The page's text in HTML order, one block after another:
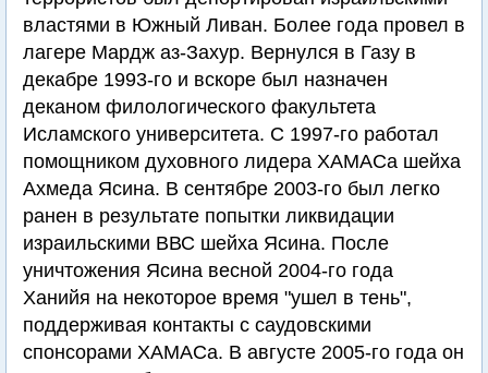
властями в Южный Ливан. Более года провел в
лагере Мардж аз-Захур. Вернулся в Газу в
декабре 1993-го и вскоре был назначен
деканом филологического факультета
Исламского университета. С 1997-го работал
помощником духовного лидера ХАМАСа шейха
Ахмеда Ясина. В сентябре 2003-го был легко
ранен в результате попытки ликвидации
израильскими ВВС шейха Ясина. После
уничтожения Ясина весной 2004-го года
Ханийя на некоторое время "ушел в тень",
поддерживая контакты с саудовскими
спонсорами ХАМАСа. В августе 2005-го года он